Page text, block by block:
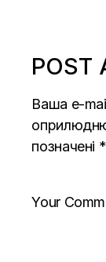
POST
Ваша e-
позначені *